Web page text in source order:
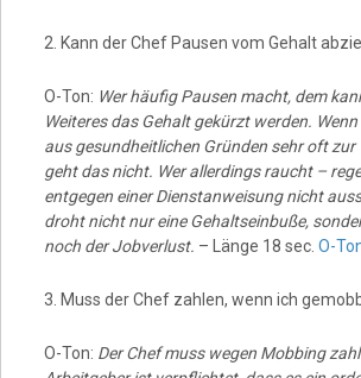
2. Kann der Chef Pausen vom Gehalt
O-Ton: Wer häufig Pausen macht, dem
Weiteres das Gehalt gekürzt werden.
aus gesundheitlichen Gründen sehr oft zur
geht das nicht. Wer allerdings raucht –
entgegen einer Dienstanweisung nicht
droht nicht nur eine Gehaltseinbuße,
noch der Jobverlust. – Länge 18 sec. O-
3. Muss der Chef zahlen, wenn ich
O-Ton: Der Chef muss wegen Mobbing